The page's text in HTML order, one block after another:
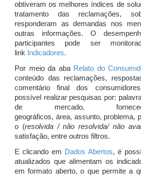
obtiveram os melhores índices de
tratamento das reclamações,
responderam as demandas nos
outras informações. O
participantes pode ser
link Indicadores.
Por meio da aba Relato do
conteúdo das reclamações,
comentário final dos
possível realizar pesquisas por:
de mercado,
geográficos, área, assunto, problema,
o (resolvida / não resolvida/ não
satisfação, entre outros filtros.
E clicando em Dados Abertos, é
atualizados que alimentam os
em formato aberto, o que permite a